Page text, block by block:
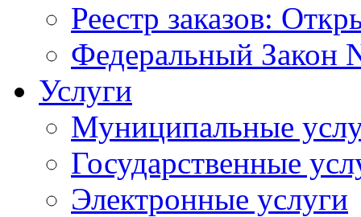
Реестр заказов:
Федеральный Закон
Услуги
Муниципальные
Государственные
Электронные услуги